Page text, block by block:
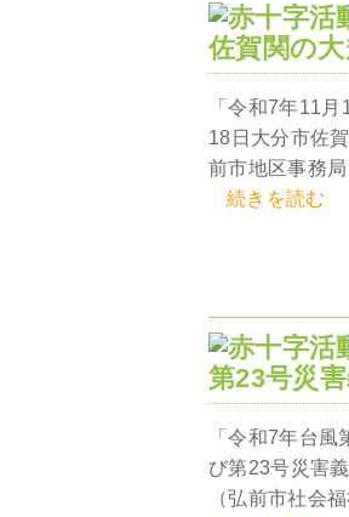
佐賀関の
「令和7年11
18日大分市佐
前市地区事務
続きを読む
第23号災
「令和7年台
び第23号災害
（弘前市社